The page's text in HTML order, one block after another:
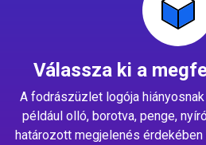
Válassza ki a
A fodrászüzlet logója
például olló, borotva, penge,
határozott megjelenés